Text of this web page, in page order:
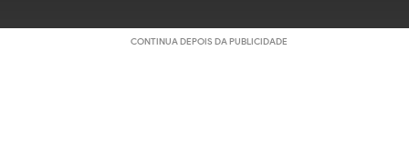
CONTINUA DEPOIS DA PUBLICIDADE